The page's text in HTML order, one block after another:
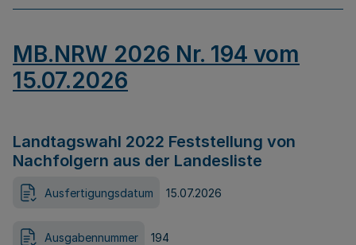
MB.NRW 2026 Nr. 194 vom
15.07.2026
Landtagswahl 2022 Feststellung von
Nachfolgern aus der Landesliste
Ausfertigungsdatum 15.07.2026
Ausgabennummer 194